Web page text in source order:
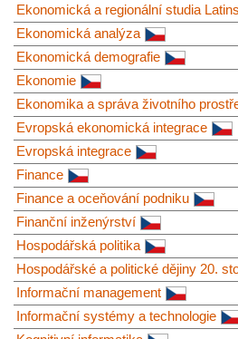
Ekonomická a regionální studia
Ekonomická analýza
Ekonomická demografie
Ekonomie
Ekonomika a správa životního
Evropská ekonomická integrace
Evropská integrace
Finance
Finance a oceňování podniku
Finanční inženýrství
Hospodářská politika
Hospodářské a politické dějiny 20.
Informační management
Informační systémy a technologie